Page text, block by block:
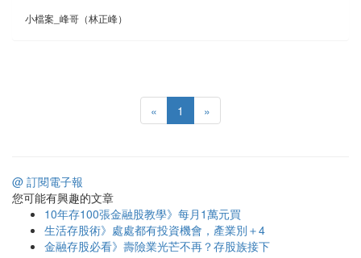
小檔案_峰哥（林正峰）
« 1 »
@ 訂閱電子報
您可能有興趣的文章
10年存100張金融股教學》每月1萬元買
生活存股術》處處都有投資機會，產業別＋4
金融存股必看》壽險業光芒不再？存股族接下